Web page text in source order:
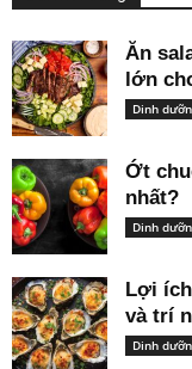
Ăn
lớn
Dinh
Ớt
nhất?
Dinh
Lợi
và trí
Dinh